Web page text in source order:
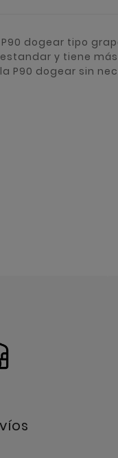
dogear tipo
y tiene
P90 dogear sin